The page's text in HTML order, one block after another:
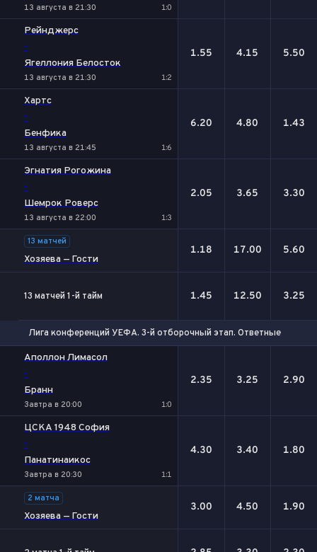
13 августа в 21:30 1:0
Рейнджерс
-
Ягеллония Белосток
13 августа в 21:30 1:2
1.55 4.15 5.50
Хартс
-
Бенфика
13 августа в 21:45 1:6
6.20 4.80 1.43
Эгнатия Рогожина
-
Шемрок Роверс
13 августа в 22:00 1:3
2.05 3.65 3.30
13 матчей
Хозяева — Гости
1.18 17.00 5.60
13 матчей 1-й тайм 1.45 12.50 3.25
Лига конференций УЕФА. 3-й отборочный этап. Ответные матчи
Аполлон Лимасол
-
Бранн
Завтра в 20:00 1:0
2.35 3.25 2.90
ЦСКА 1948 София
-
Панатинаикос
Завтра в 20:30 1:1
4.30 3.40 1.80
2 матча
Хозяева — Гости
3.00 4.50 1.90